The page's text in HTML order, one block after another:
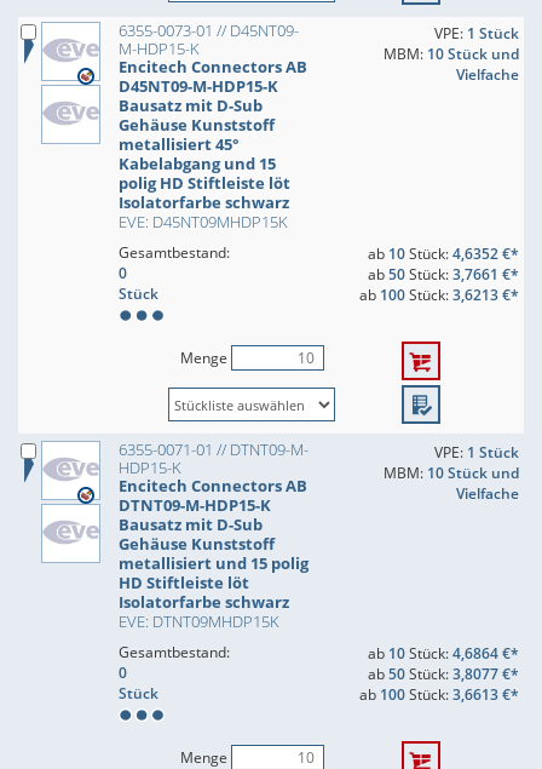
6355-0073-01 // D45NT09-
M-HDP15-K
Encitech Connectors AB
D45NT09-M-HDP15-K
Bausatz mit D-Sub
Gehäuse Kunststoff
metallisiert 45°
Kabelabgang und 15
polig HD Stiftleiste löt
Isolatorfarbe schwarz
EVE: D45NT09MHDP15K
VPE: 1 Stück
MBM: 10 Stück und
Vielfache
Gesamtbestand:
0
Stück
ab 10Stück:4,6352 €*
ab50Stück:3,7661 €*
ab 100Stück:3,6213 €*
Menge
6355-0071-01 // DTNT09-M-
HDP15-K
Encitech Connectors AB
DTNT09-M-HDP15-K
Bausatz mit D-Sub
Gehäuse Kunststoff
metallisiert und 15 polig
HD Stiftleiste löt
Isolatorfarbe schwarz
EVE: DTNT09MHDP15K
VPE: 1 Stück
MBM: 10 Stück und
Vielfache
Gesamtbestand:
0
Stück
ab 10Stück:4,6864 €*
ab50Stück:3,8077 €*
ab 100Stück:3,6613 €*
Menge